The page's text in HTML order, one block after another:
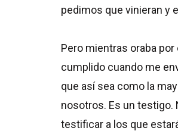
pedimos que vinieran y
Pero mientras oraba
cumplido cuando me
que así sea como la
nosotros. Es un
testificar a los que